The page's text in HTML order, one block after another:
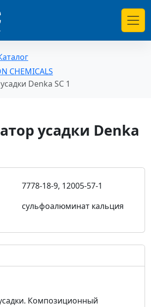
категорий
CHEMICALS
Denka SC 1
усадки Denka
7778-18-9, 12005-57-1
cульфоалюминат кальция
Композиционный